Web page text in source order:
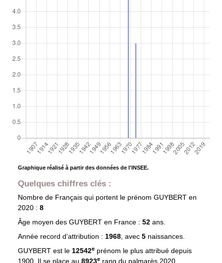
Graphique réalisé à partir des données de l'INSEE.
Quelques chiffres clés :
Nombre de Français qui portent le prénom GUYBERT en
2020 : 8
Âge moyen des GUYBERTen France : 52 ans.
Année record d’attribution : 1968, avec 5 naissances.
GUYBERT est le 12542eprénom le plus attribué depuis
1900. Il se place au 8923e rang du palmarès 2020.